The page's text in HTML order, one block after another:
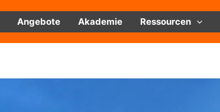
Angebote Akademie Ressourcen